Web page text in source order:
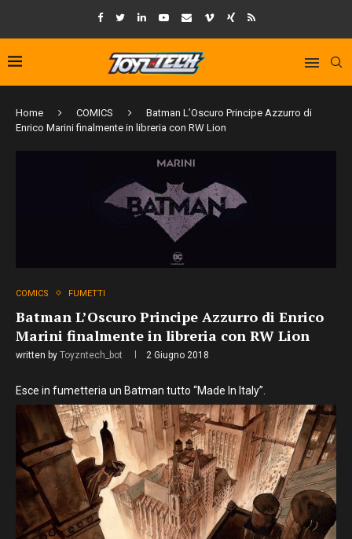
Home COMICS
Batman L’Oscuro Principe Azzurro di
Enrico Marini finalmente in libreria con RW Lion
COMICS FUMETTI
Batman L’Oscuro Principe Azzurro di Enrico
Marini finalmente in libreria con RW Lion
written by Toyzntech_bot 2 Giugno 2018
Esce in fumetteria un Batman tutto “Made In Italy”.